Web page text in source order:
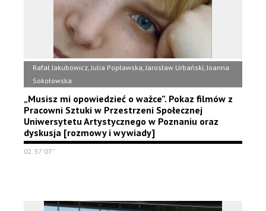
Rafał Jakubowicz, Julia Popławska, Jarosław Urbański, Joanna
Sokołowska
„Musisz mi opowiedzieć o ważce”. Pokaz filmów z
Pracowni Sztuki w Przestrzeni Społecznej
Uniwersytetu Artystycznego w Poznaniu oraz
dyskusja [rozmowy i wywiady]
02:37'07''